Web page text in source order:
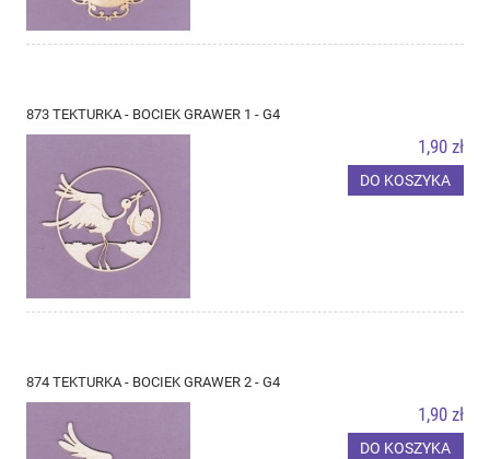
873 TEKTURKA - BOCIEK GRAWER 1 - G4
1,90 zł
DO KOSZYKA
874 TEKTURKA - BOCIEK GRAWER 2 - G4
1,90 zł
DO KOSZYKA